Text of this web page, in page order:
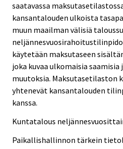
saatavassa
kansantalouden ulkoista
muun maailman välisiä
käytetään maksutaseen
joka kuvaa ulkomaisia saamisia
muutoksia. Maksutasetilaston
yhtenevät kansantalouden
kanssa.
Kuntatalous
Paikallishallinnon tärkein